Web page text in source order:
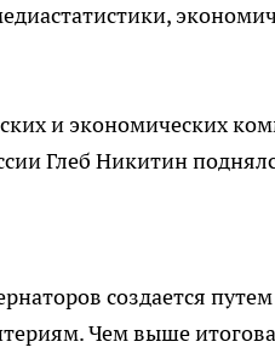
и экономических
Глеб Никитин
создается
Чем выше